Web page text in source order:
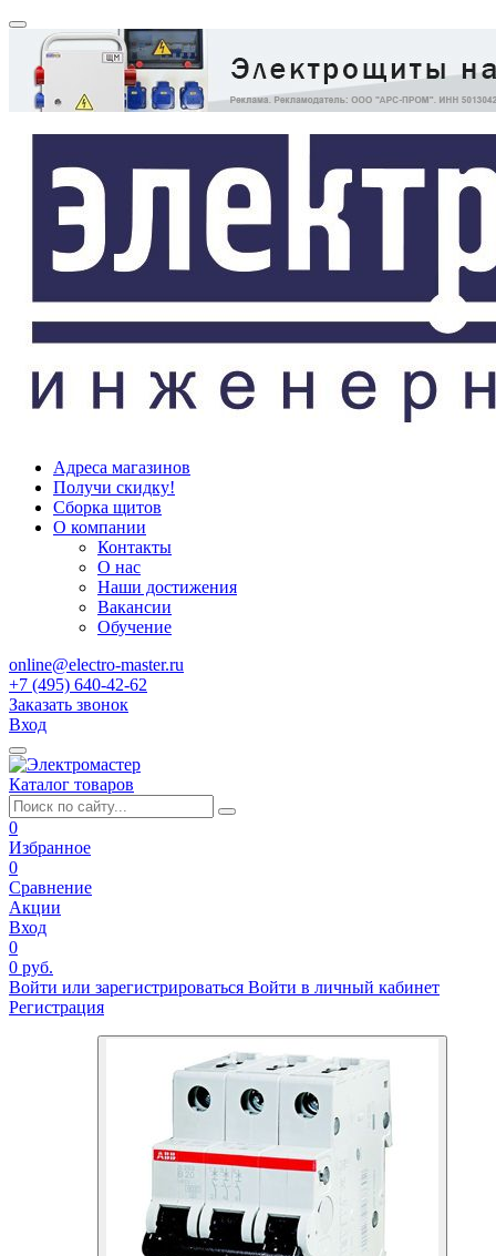
Адреса магазинов
Получи скидку!
Сборка щитов
О компании
Контакты
О нас
Наши достижения
Вакансии
Обучение
online@electro-master.ru
+7 (495) 640-42-62
Заказать звонок
Вход
Каталог товаров
0
Избранное
0
Сравнение
Акции
Вход
0
0 руб.
Войти или зарегистрироваться Войти в личный кабинет
Регистрация